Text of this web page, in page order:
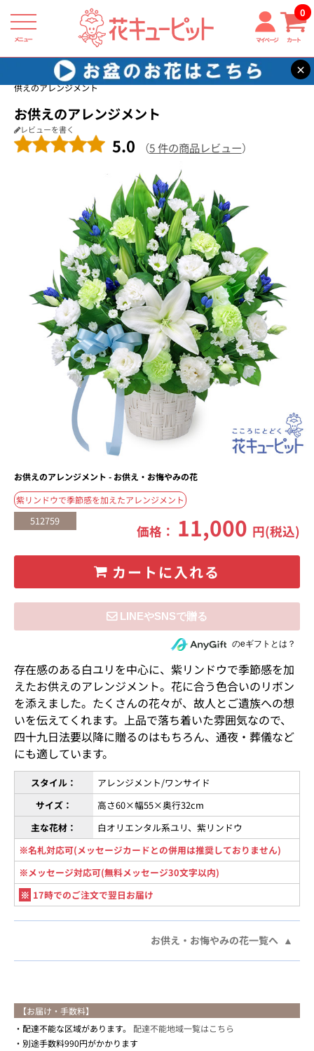
メニュー マイページ カート
0
×
花キューピット お供え・お悔やみの花
【お供え・お悔やみの花】お
供えのアレンジメント
お供えのアレンジメント
レビューを書く
5.0 （5 件の商品レビュー）
お供えのアレンジメント - お供え・お悔やみの花
紫リンドウで季節感を加えたアレンジメント
512759
価格： 11,000 円(税込)
カートに入れる
住所を知らない相手にeギフトで贈るのeギフトとは？
存在感のある白ユリを中心に、紫リンドウで季節感を加
えたお供えのアレンジメント。花に合う色合いのリボン
を添えました。たくさんの花々が、故人とご遺族への想
いを伝えてくれます。上品で落ち着いた雰囲気なので、
四十九日法要以降に贈るのはもちろん、通夜・葬儀など
にも適しています。
スタイル：
アレンジメント/ワンサイド
サイズ：
高さ60×幅55×奥行32cm
主な花材：
白オリエンタル系ユリ、紫リンドウ
※名札対応可(メッセージカードとの併用は推奨しておりません)
※メッセージ対応可(無料メッセージ30文字以内)
※ 17時でのご注文で翌日お届け
お供え・お悔やみの花一覧へ
【お届け・手数料】
配達不能な区域があります。 配達不能地域一覧はこちら
別途手数料990円がかかります